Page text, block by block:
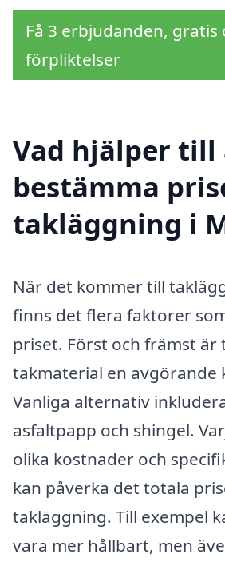
Få 3 erbjudanden, gratis
förpliktelser
Vad hjälper
bestämma
takläggning i
När det kommer till
finns det flera faktorer
priset. Först och främst är
takmaterial en avgörande
Vanliga alternativ
asfaltpapp och shingel.
olika kostnader och
kan påverka det totala
takläggning. Till exempel
vara mer hållbart, men